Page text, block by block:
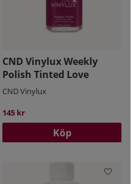
CND Vinylux Weekly
Polish Tinted Love
CND Vinylux
145 kr
Köp